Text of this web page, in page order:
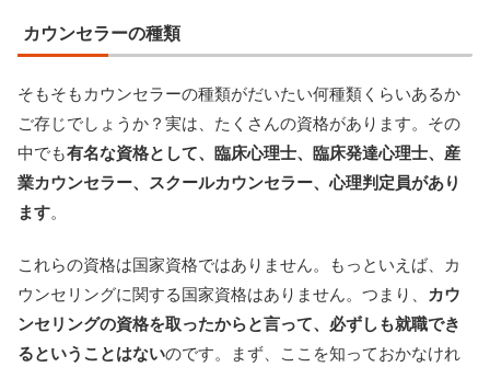
カウンセラーの種類
そもそもカウンセラーの種類がだいたい何種類くらいあるか
ご存じでしょうか？実は、たくさんの資格があります。その
中でも有名な資格として、臨床心理士、臨床発達心理士、産
業カウンセラー、スクールカウンセラー、心理判定員があり
ます。
これらの資格は国家資格ではありません。もっといえば、カ
ウンセリングに関する国家資格はありません。つまり、
カウ
ンセリングの資格を取ったからと言って、必ずしも就職でき
るということはないのです。まず、ここを知っておかなけれ